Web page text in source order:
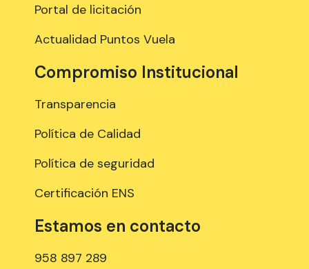
Portal de licitación
Actualidad Puntos Vuela
Compromiso Institucional
Transparencia
Política de Calidad
Política de seguridad
Certificación ENS
Estamos en contacto
958 897 289